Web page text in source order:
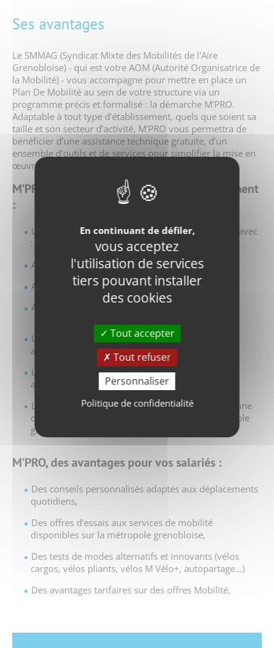
En continuant de défiler,
vous acceptez
l'utilisation de services
tiers pouvant installer
des cookies
Tout accepter
Tout refuser
Personnaliser
Politique de confidentialité
Ses avantages
Le SMMAG (Syndicat Mixte des Mobilités de l'Aire
Grenobloise) - qui est votre AOM (Autorité Organisatrice de
la Mobilité) - vous accompagne pour mettre en place un
Plan De Mobilité au sein de votre structure via un
programme précis et formalisé : la démarche M’PRO.
Adaptable à tout type d’établissement, quels que soient sa
taille et son secteur d’activité, M’PRO vous permettra de
bénéficier d’une assistance technique gratuite, d’un
ensemble d’outils et de services pour simplifier la mise en
œuvre de votre Plan De Mobilité.
M’PRO, des avantages pour votre établissement
:
Un appui méthodologique tout au long du projet avec
:
Assistance technique
Animation M
Avantages tarifaires
Une aide à l’organisation d’événements mobilité :
animations avec M, Challenge Mobilité,…
L’accès à l’offre de service M’PRO intégrant des
avantages tarifaires et services préférentiels,
La participation au Club Mobilité afin d’instaurer une
dynamique Mobilité sur le territoire de la métropole
grenobloise.
M’PRO, des avantages pour vos salariés :
Des conseils personnalisés adaptés aux déplacements
quotidiens,
Des offres d’essais aux services de mobilité
disponibles sur la métropole grenobloise,
Des tests de modes alternatifs et innovants (vélos
cargos, vélos pliants, vélos M Vélo+, autopartage…)
Des avantages tarifaires sur des offres Mobilité.